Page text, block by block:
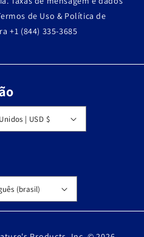
de Uso & Política de
+1 (844) 335-3685
Estados Unidos | USD $
(brasil)